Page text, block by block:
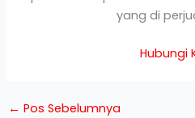
yang di
Hubungi
← Pos Sebelumnya